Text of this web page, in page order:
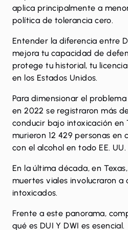
aplica principalmente a
política de tolerancia cero.
Entender la diferencia entre
mejora tu capacidad de
protege tu historial, tu
en los Estados Unidos.
Para dimensionar el
en 2022 se registraron más
conducir bajo intoxicación en
murieron 12 429 personas en
con el alcohol en todo EE. UU.
En la últimadécada, en
muertes viales involucraron a
intoxicados.
Frente a este panorama,
qué es DUI Y DWI es esencial.